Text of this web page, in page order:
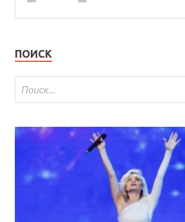
ПОИСК